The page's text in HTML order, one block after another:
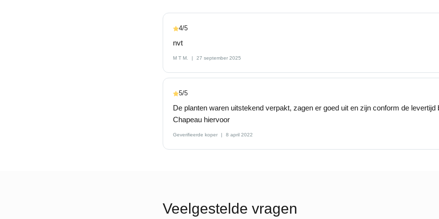
4/5
nvt
M T M. 27 september 2025
5/5
De planten waren uitstekend verpakt, zagen er goed uit en zijn conform de levertijd
Chapeau hiervoor
Geverifieerde koper 8 april 2022
Veelgestelde vragen